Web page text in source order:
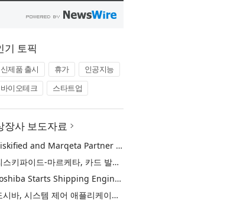
기 토픽
신제품 출시 휴가
인공지능
바이오테크
스타트업
장사 보도자료
Riskified and Marqeta Partner to Sharpen Card Issuer Authorization Decisions and Help Reduce False Declines
리스키파이드-마르케타, 카드 발급사의 승인 판단 정교화 및 오거절 감소 위해 협력
Toshiba Starts Shipping Engineering Samples of TXZ+™ Family Entry‑Class M4V Group, Standard Microcontrollers with Arm® Cortex®‑M4 Core for System Control Applications
도시바, 시스템 제어 애플리케이션용 ‘암 코어텍스-M4’ 코어 탑재 표준 마이크로컨트롤러 TXZ+ 패밀리 엔트리 클래스 ‘M4V 그룹’ 엔지니어링 샘플 출하 개시